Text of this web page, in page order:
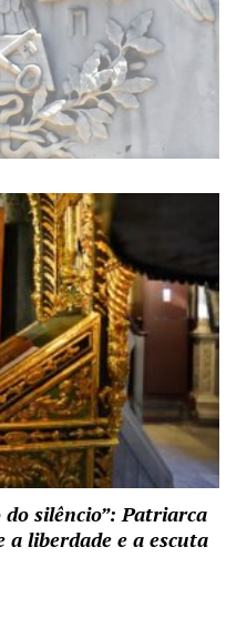
silêncio”: Patriarca
liberdade e a escuta